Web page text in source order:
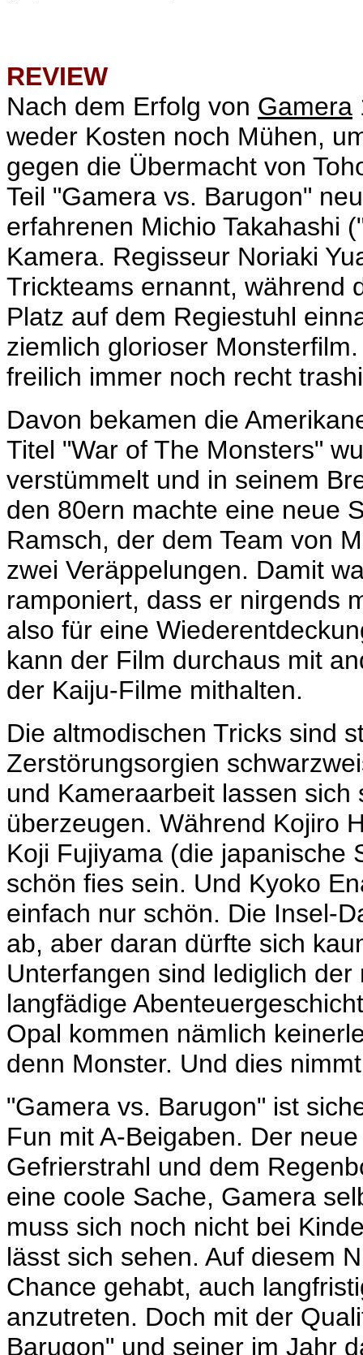
REVIEW
Nach dem Erfolg von Gamera
weder Kosten noch Mühen,
gegen die Übermacht von
Teil "Gamera vs. Barugon"
erfahrenen Michio Takahashi
Kamera. Regisseur Noriaki
Trickteams ernannt, während
Platz auf dem Regiestuhl
ziemlich glorioser
freilich immer noch recht
Davon bekamen die
Titel "War of The Monsters"
verstümmelt und in seinem
den 80ern machte eine neue
Ramsch, der dem Team von
zwei Veräppelungen. Damit
ramponiert, dass er nirgends
also für eine
kann der Film durchaus mit
der Kaiju-Filme mithalten.
Die altmodischen Tricks sind
Zerstörungsorgien
und Kameraarbeit lassen
überzeugen. Während Kojiro
Koji Fujiyama (die japanische
schön fies sein. Und Kyoko
einfach nur schön. Die Insel-
ab, aber daran dürfte sich
Unterfangen sind lediglich
langfädige
Opal kommen nämlich
denn Monster. Und dies
"Gamera vs. Barugon" ist
Fun mit A-Beigaben. Der
Gefrierstrahl und dem
eine coole Sache, Gamera
muss sich noch nicht bei
lässt sich sehen. Auf diesem
Chance gehabt, auch
anzutreten. Doch mit der
Barugon" und seiner im Jahr